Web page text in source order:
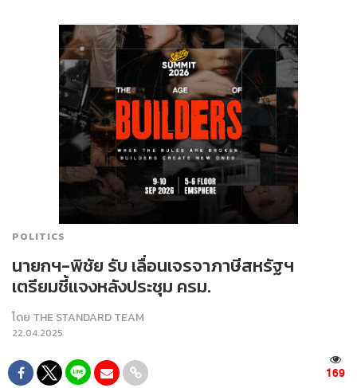
POLITICS
นายกฯ-พิชัย รับ เลื่อนเจรจาภาษีสหรัฐฯ
เตรียมชี้แจงหลังประชุม ครม.
โดย THE STANDARD TEAM
22.04.2025
169